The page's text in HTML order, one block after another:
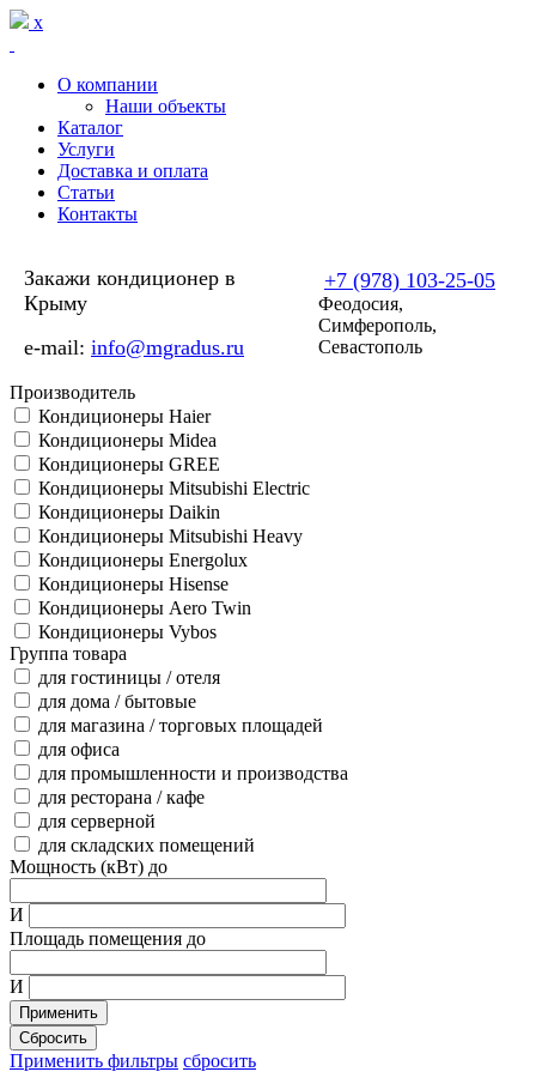
Перейти к основному содержанию
x
О компании
Наши объекты
Каталог
Услуги
Доставка и оплата
Статьи
Контакты
Закажи кондиционер в
Крыму
e-mail: info@mgradus.ru
+7 (978) 103-25-05
Феодосия,
Симферополь,
Севастополь
Производитель
Кондиционеры Haier
Кондиционеры Midea
Кондиционеры GREE
Кондиционеры Mitsubishi Electric
Кондиционеры Daikin
Кондиционеры Mitsubishi Heavy
Кондиционеры Energolux
Кондиционеры Hisense
Кондиционеры Aero Twin
Кондиционеры Vybos
Группа товара
для гостиницы / отеля
для дома / бытовые
для магазина / торговых площадей
для офиса
для промышленности и производства
для ресторана / кафе
для серверной
для складских помещений
Мощность (кВт) до
И
Площадь помещения до
И
Применить
Сбросить
Применить фильтры сбросить